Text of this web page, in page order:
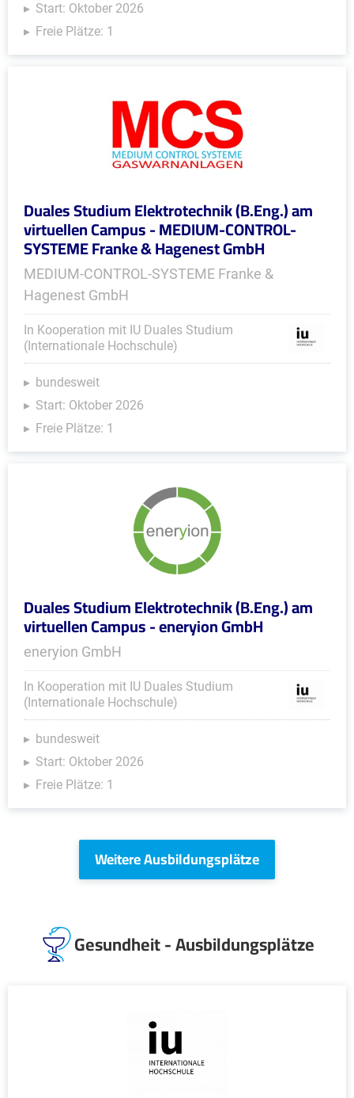
Start: Oktober 2026
Freie Plätze: 1
Duales Studium Elektrotechnik (B.Eng.) am
virtuellen Campus - MEDIUM-CONTROL-
SYSTEME Franke & Hagenest GmbH
MEDIUM-CONTROL-SYSTEME Franke &
Hagenest GmbH
In Kooperation mit IU Duales Studium
(Internationale Hochschule)
bundesweit
Start: Oktober 2026
Freie Plätze: 1
Duales Studium Elektrotechnik (B.Eng.) am
virtuellen Campus - eneryion GmbH
eneryion GmbH
In Kooperation mit IU Duales Studium
(Internationale Hochschule)
bundesweit
Start: Oktober 2026
Freie Plätze: 1
Weitere Ausbildungsplätze
Gesundheit - Ausbildungsplätze